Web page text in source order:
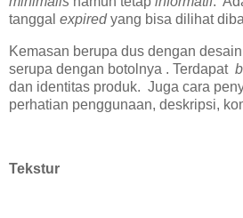
tanggal expiredyang bisa dilihat
Kemasan berupa dus dengan
serupa dengan botolnya . Terdapat
dan identitas produk. Juga cara
perhatian penggunaan, deskripsi,
Tekstur